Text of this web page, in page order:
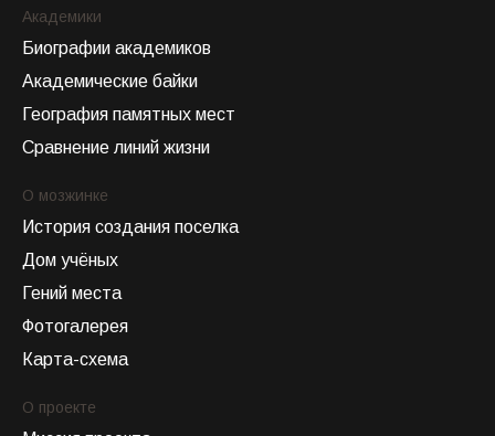
О проекте
Карта-схема
Фотогалерея
Гений места
Дом учёных
История создания поселка
О мозжинке
Сравнение линий жизни
Биографии академиков
География памятных мест
Академические байки
Академики